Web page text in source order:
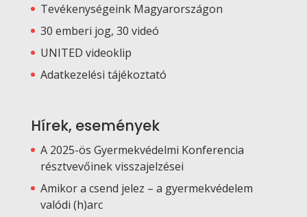
Tevékenységeink Magyarországon
30 emberi jog, 30 videó
UNITED videoklip
Adatkezelési tájékoztató
Hírek, események
A 2025-ös Gyermekvédelmi Konferencia
résztvevőinek visszajelzései
Amikor a csend jelez – a gyermekvédelem
valódi (h)arc